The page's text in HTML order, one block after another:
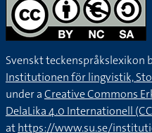
Svenskt teckenspråkslexikon
Institutionen för lingvistik,
under aCreative Commons
DelaLika 4.0 Internationell
athttps://www.su.se/